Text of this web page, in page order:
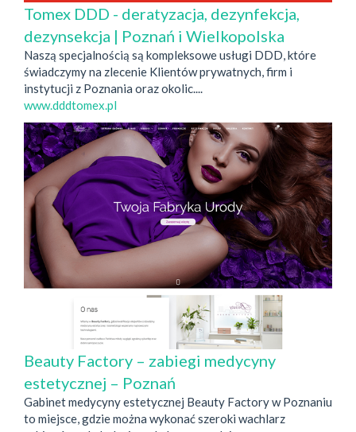
Tomex DDD - deratyzacja, dezynfekcja,
dezynsekcja | Poznań i Wielkopolska
Naszą specjalnością są kompleksowe usługi DDD, które
świadczymy na zlecenie Klientów prywatnych, firm i
instytucji z Poznania oraz okolic....
www.dddtomex.pl
Beauty Factory – zabiegi medycyny
estetycznej – Poznań
Gabinet medycyny estetycznej Beauty Factory w Poznaniu
to miejsce, gdzie można wykonać szeroki wachlarz